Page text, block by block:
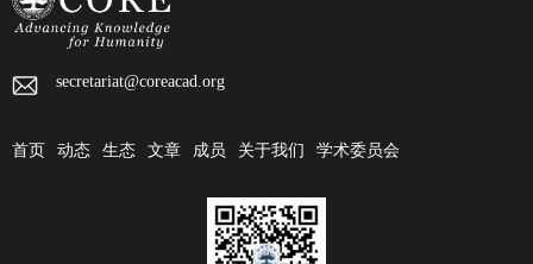
首页 动态 生态 文章 成员 关于我们 学术委员会
secretariat@coreacad.org